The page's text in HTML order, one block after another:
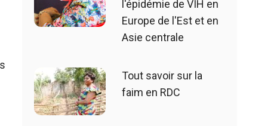
l'épidémie de VIH en
Europe de l'Est et en
Asie centrale
Tout savoir sur la
faim en RDC